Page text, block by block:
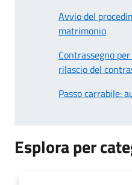
Avvio del
matrimonio
Contrassegno
rilascio del
Passo carrabile:
Esplora per